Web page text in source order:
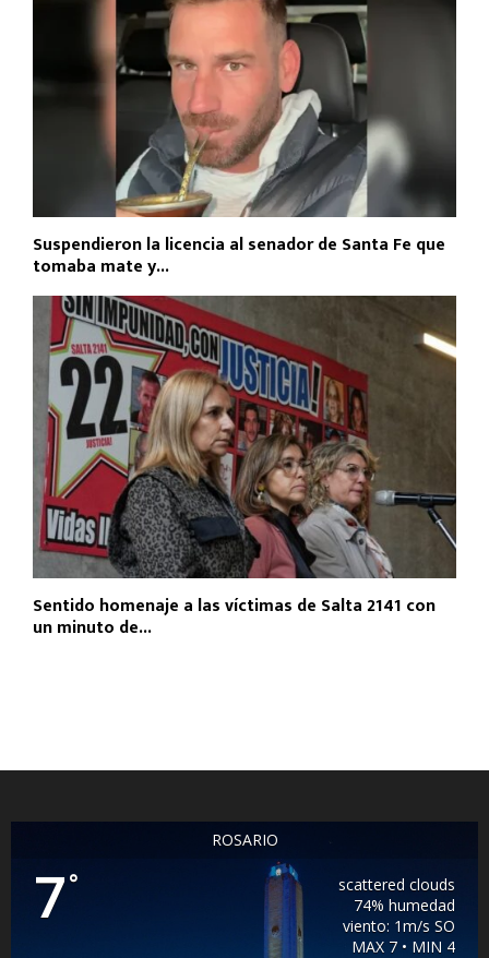
Suspendieron la licencia al senador de Santa Fe que
tomaba mate y...
Sentido homenaje a las víctimas de Salta 2141 con
un minuto de...
ROSARIO
7°
scattered clouds
74% humedad
viento: 1m/s SO
MAX 7 • MIN 4